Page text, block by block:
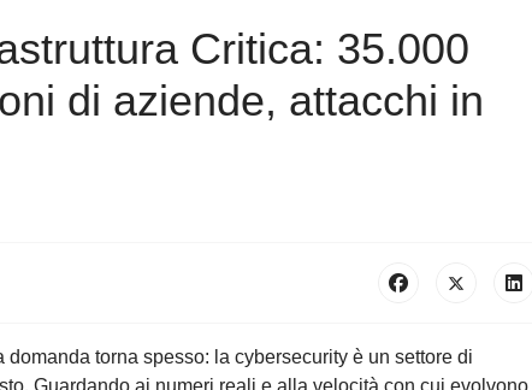
Critica: 35.000
di aziende, attacchi in
torna spesso: la cybersecurity è un settore di